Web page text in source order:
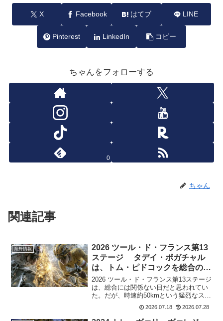
X Facebook はてブ LINE
Pinterest LinkedIn コピー
ちゃんをフォローする
0
ちゃん
関連記事
海外情報
2026 ツール・ド・フランス第13
ステージ タデイ・ポガチャル
は、トム・ピドコックを総合のラ
イバルにあげる
2026 ツール・ド・フランス第13ステージ
は、総合には関係ない日だと思われてい
た。だが、時速約50kmという猛烈なスピ
ードで進んだこの日は、間違いなく選手
たちの脚に深い疲労を蓄積させた。マイ
ヨ・ジョーヌを着用するタデイ・ポガチ
2026.07.18 2026.07.28